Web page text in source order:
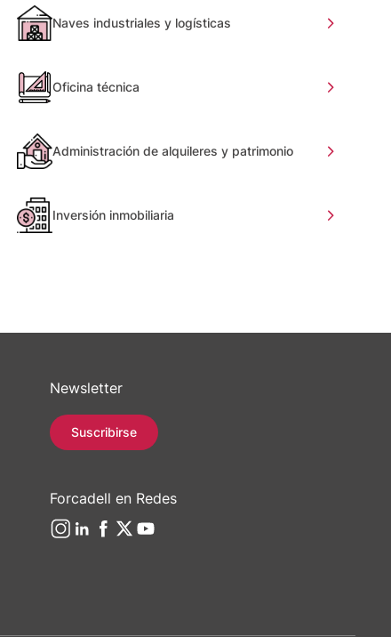
Naves industriales y logísticas
Oficina técnica
Administración de alquileres y patrimonio
Inversión inmobiliaria
Newsletter
Suscribirse
Forcadell en Redes